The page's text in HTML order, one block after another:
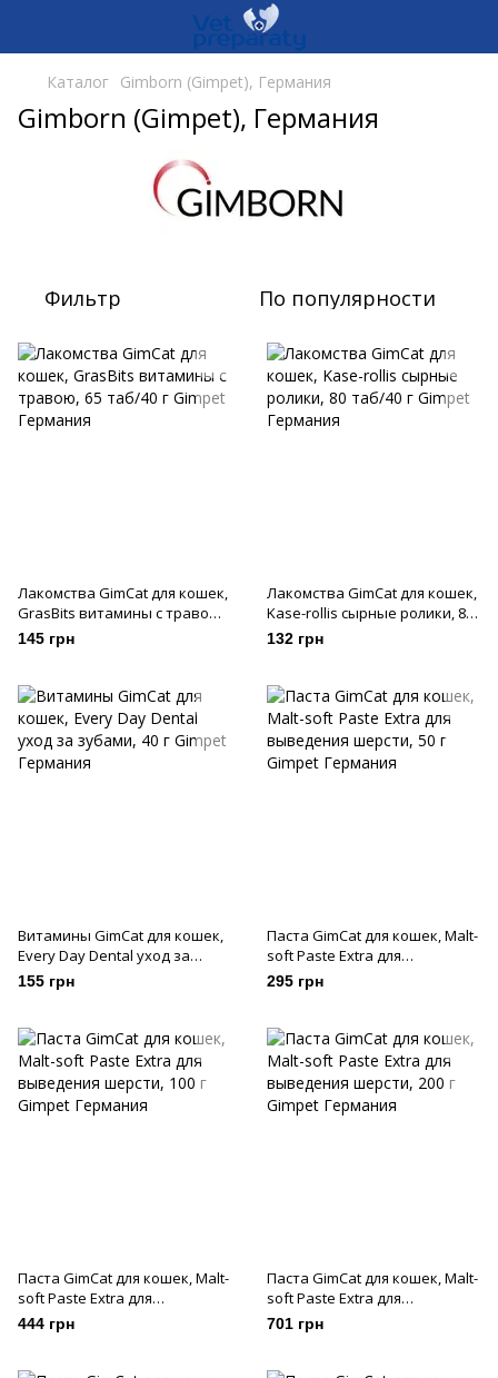
Каталог Gimborn (Gimpet), Германия
Gimborn (Gimpet), Германия
Фильтр По популярности
Лакомства GimCat для кошек,
GrasBits витамины с травою,
65 таб/40 г
145 грн
Лакомства GimCat для кошек,
Kase-rollis сырные ролики, 80
таб/40 г
132 грн
Витамины GimCat для кошек,
Every Day Dental уход за
зубами, 40 г
155 грн
Паста GimCat для кошек, Malt-
soft Paste Extra для
выведения шерсти, 50 г
295 грн
Паста GimCat для кошек, Malt-
soft Paste Extra для
выведения шерсти, 100 г
444 грн
Паста GimCat для кошек, Malt-
soft Paste Extra для
выведения шерсти, 200 г
701 грн